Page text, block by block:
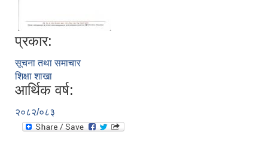
प्रकार:
सूचना तथा समाचार
शिक्षा शाखा
आर्थिक वर्ष:
२०८२/०८३